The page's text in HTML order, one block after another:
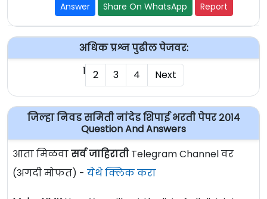
Answer Share On WhatsApp Report
अधिक प्रश्न पुढील पेजवर:
1 2 3 4 Next
जिल्हा निवड समिती नांदेड शिपाई भरती पेपर २०१४
Question And Answers
आता मिळवासर्व जाहिरातीTelegram Channel वर
(अगदी मोफत) - येथे क्लिक करा